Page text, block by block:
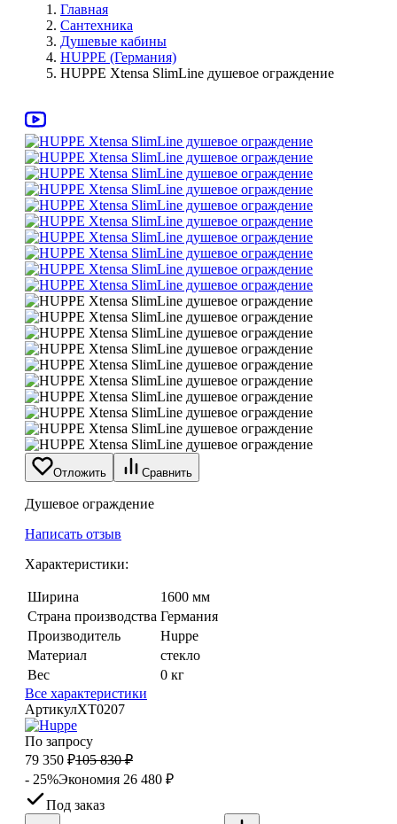
Главная
Сантехника
Душевые кабины
HUPPE (Германия)
HUPPE Хtensa SlimLine душевое ограждение
Отложить Сравнить
Душевое ограждение
Написать отзыв
Характеристики:
Ширина
1600 мм
Страна производства Германия
Производитель
Huppe
Материал
стекло
Вес
0 кг
Все характеристики
АртикулXT0207
По запросу
79 350 ₽105 830 ₽
- 25%Экономия 26 480 ₽
Под заказ